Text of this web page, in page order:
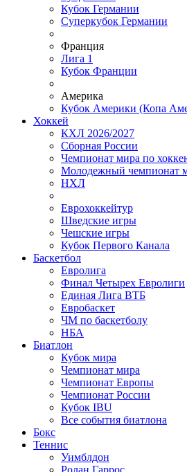
Кубок Германии
Суперкубок Германии
Франция
Лига 1
Кубок Франции
Америка
Кубок Америки (Копа
Хоккей
КХЛ 2026/2027
Сборная России
Чемпионат мира по
Молодежный чемпионат
НХЛ
Еврохоккейтур
Шведские игры
Чешские игры
Кубок Первого Канала
Баскетбол
Евролига
Финал Четырех Евролиги
Единая Лига ВТБ
Евробаскет
ЧМ по баскетболу
НБА
Биатлон
Кубок мира
Чемпионат мира
Чемпионат Европы
Чемпионат России
Кубок IBU
Все события биатлона
Бокс
Теннис
Уимблдон
Ролан Гаррос